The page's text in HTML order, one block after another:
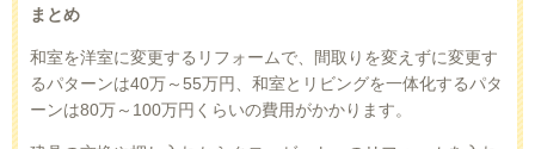
まとめ
和室を洋室に変更するリフォームで、間取りを変えずに変更す
るパターンは40万～ 55万円、和室とリビングを一体化するパタ
ーンは80万～ 100万円くらいの費用がかかります。